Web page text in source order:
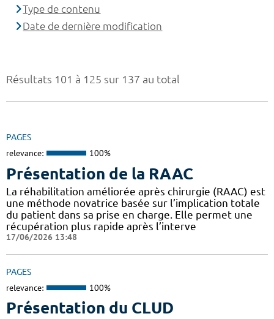
Résultats 101 à 125 sur 137 au total
PAGES
relevance: 100%
Présentation de la RAAC
La réhabilitation améliorée après chirurgie (RAAC) est
une méthode novatrice basée sur l’implication totale
du patient dans sa prise en charge. Elle permet une
récupération plus rapide après l’interve
17/06/2026 13:48
PAGES
relevance: 100%
Présentation du CLUD
Type de contenu
Date de dernière modification